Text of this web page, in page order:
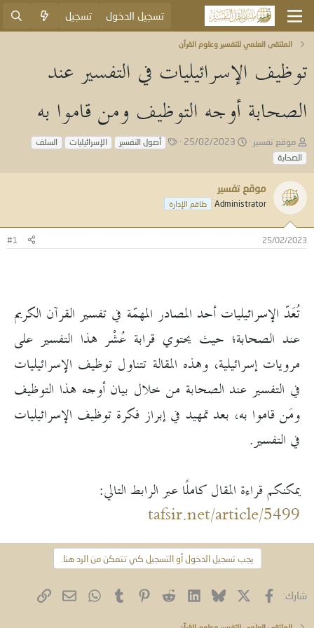
تسجيل الدخول تسجيل
الملتقى العلمي للتفسير وعلوم القرآن
توظيف الإسرائيليات في التفسير عند
الصحابة أوجه التوظيف ومن قاموا به
ب
ا
د
ئ
ا
ل
م
و
ض
موقع تفسير
ت
خ
ا
ب
25/02/2023
ا أصول التفسير الإسرائيليات
السلف
الصحابة
موقع تفسير
Administrator طاقم الإدارة
25/02/2023
#1
تُعَدّ الإسرائيليات أحد المصادر المهمّة في تفسير القرآن الكريم
عند الصحابة؛ حيث ‏يحتوي قرابة عُشْر هذا التفسير على
مرويات إسرائيلية، وهذه المقالة تتناول توظيف الإسرائيليات
في التفسير عند الصحابة من خلال بيان أوجه هذا التوظيف
ومَن قاموا به، بعد تمهيد في إبراز فكرة توظيف الإسرائيليات
في التفسير.
يمكنكم قراءة المقال كاملًا عبر الرابط التالي:
tafsir.net/article/5499
يجب تسجيل الدخول أو التسجيل كي تتمكن من الرد هنا.
شارك: فيسبوك X (Twitter)
Bluesky
LinkedIn
Reddit
Pinterest
Tumblr
WhatsApp
البريد